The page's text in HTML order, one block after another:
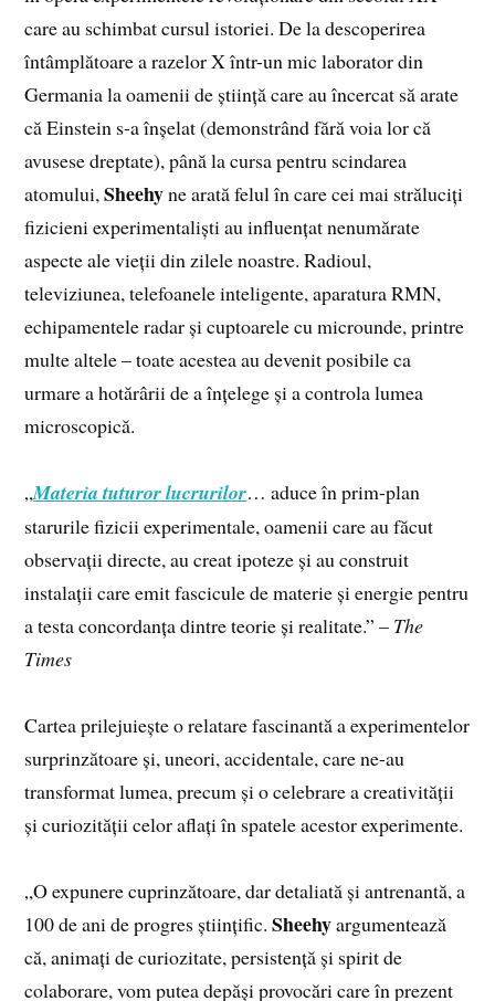
care au schimbat cursul istoriei. De la descoperirea
întâmplătoare a razelor X într-un mic laborator din
Germania la oamenii de știință care au încercat să arate
că Einstein s-a înșelat (demonstrând fără voia lor că
avusese dreptate), până la cursa pentru scindarea
atomului,Sheehyne arată felul în care cei mai străluciți
fizicieni experimentaliști au influențat nenumărate
aspecte ale vieții din zilele noastre. Radioul,
televiziunea, telefoanele inteligente, aparatura RMN,
echipamentele radar și cuptoarele cu microunde, printre
multe altele – toate acestea au devenit posibile ca
urmare a hotărârii de a înțelege și a controla lumea
microscopică.
„Materia tuturor lucrurilor… aduce în prim-plan
starurile fizicii experimentale, oamenii care au făcut
observații directe, au creat ipoteze și au construit
instalații care emit fascicule de materie și energie pentru
a testa concordanța dintre teorie și realitate.” – The
Times
Cartea prilejuiește o relatare fascinantă a experimentelor
surprinzătoare și, uneori, accidentale, care ne-au
transformat lumea, precum și o celebrare a creativității
și curiozității celor aflați în spatele acestor experimente.
„O expunere cuprinzătoare, dar detaliată și antrenantă, a
100 de ani de progres științific.Sheehyargumentează
că, animați de curiozitate, persistență și spirit de
colaborare, vom putea depăși provocări care în prezent